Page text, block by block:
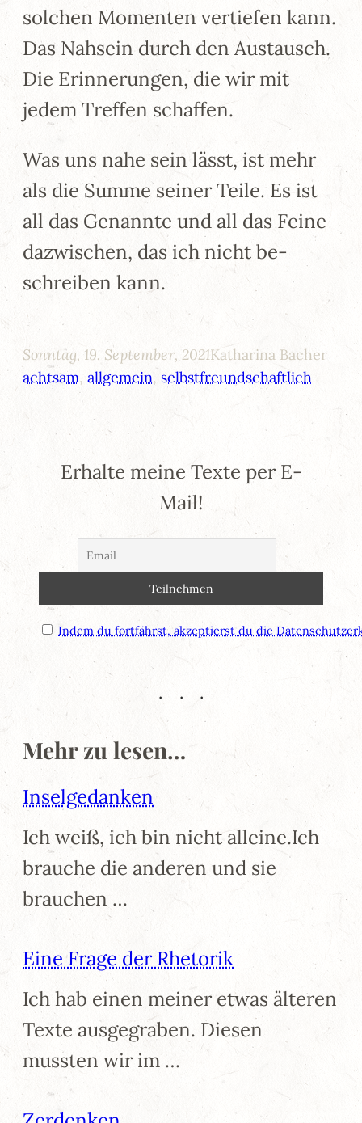
solchen Momenten vertiefen kann.
Das Nahsein durch den Austausch.
Die Erinnerungen, die wir mit
jedem Treffen schaffen.
Was uns nahe sein lässt, ist mehr
als die Summe seiner Teile. Es ist
all das Genannte und all das Feine
dazwischen, das ich nicht be-
schreiben kann.
Sonntag, 19. September, 2021Katharina Bacher
achtsam, allgemein, selbstfreundschaftlich
Erhalte meine Texte per E-
Mail!
Indem du fortfährst, akzeptierst du die
Mehr zu lesen…
Inselgedanken
Ich weiß, ich bin nicht alleine.Ich
brauche die anderen und sie
brauchen …
Eine Frage der Rhetorik
Ich hab einen meiner etwas älteren
Texte ausgegraben. Diesen
mussten wir im …